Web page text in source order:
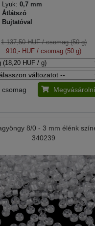
Lyuk: 0,7 mm
Átlátszó
Bujtatóval
1 137,50 HUF/ csomag (50 g)
910,- HUF / csomag (50 g)
csomag Megvásárolni
8/0 - 3 mm élénk
340239